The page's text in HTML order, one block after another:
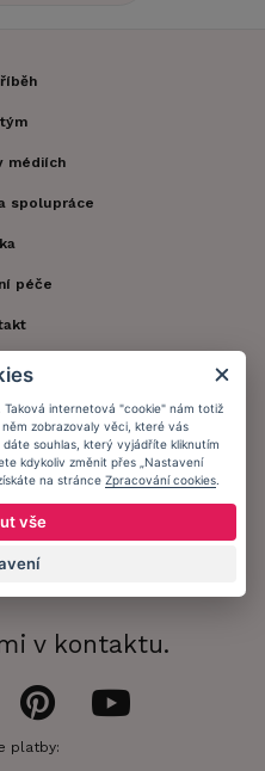
médiích
spolupráce
péče
účet
platba
údajů
v kontaktu.
platby:
Taková internetová "cookie" nám totiž
zobrazovaly věci, které vás
souhlas, který vyjádříte kliknutím
kdykoliv změnit přes „Nastavení
na stránce Zpracování cookies.
vše